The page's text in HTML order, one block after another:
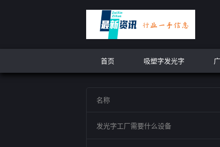
首页 吸塑字发光字
名称
发光字工厂需要什么设备